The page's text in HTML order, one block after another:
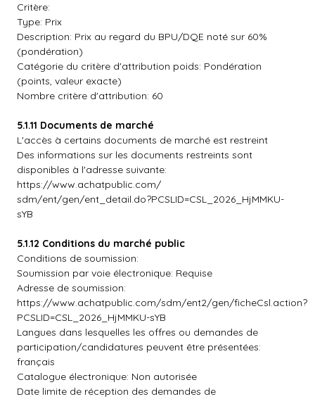
Critère:
Type: Prix
Description: Prix au regard du BPU/DQE noté sur 60%
(pondération)
Catégorie du critère d'attribution poids: Pondération
(points, valeur exacte)
Nombre critère d'attribution: 60
5.1.11 Documents de marché
L'accès à certains documents de marché est restreint
Des informations sur les documents restreints sont
disponibles à l'adresse suivante:
https://www.achatpublic.com/
sdm/ent/gen/ent_detail.do?PCSLID=CSL_2026_HjMMKU-
sYB
5.1.12 Conditions du marché public
Conditions de soumission:
Soumission par voie électronique: Requise
Adresse de soumission:
https://www.achatpublic.com/sdm/ent2/gen/ficheCsl.action?
PCSLID=CSL_2026_HjMMKU-sYB
Langues dans lesquelles les offres ou demandes de
participation/candidatures peuvent être présentées:
français
Catalogue électronique: Non autorisée
Date limite de réception des demandes de